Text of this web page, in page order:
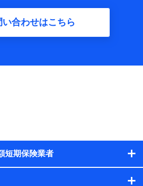
トの種類や年齢などの情報などが含ま
者の範囲】
コモが提供する保険関連サービスに
よび管理のため
コモと取引のあるもしくは委託を受
当社、株式会社NTTドコモおよび提携
、提供するため
味・嗜好・傾向に応じたサービス・商
い合わせはこちら
短期保険業者